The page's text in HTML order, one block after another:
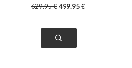
629.95€499.95€